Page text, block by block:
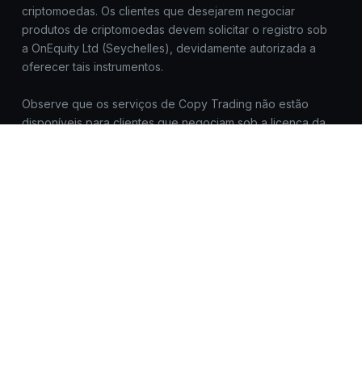
criptomoedas. Os clientes que desejarem negociar
produtos de criptomoedas devem solicitar o registro sob
a OnEquity Ltd (Seychelles), devidamente autorizada a
oferecer tais instrumentos.
Observe que os serviços de Copy Trading não estão
disponíveis para clientes que negociam sob a licença da